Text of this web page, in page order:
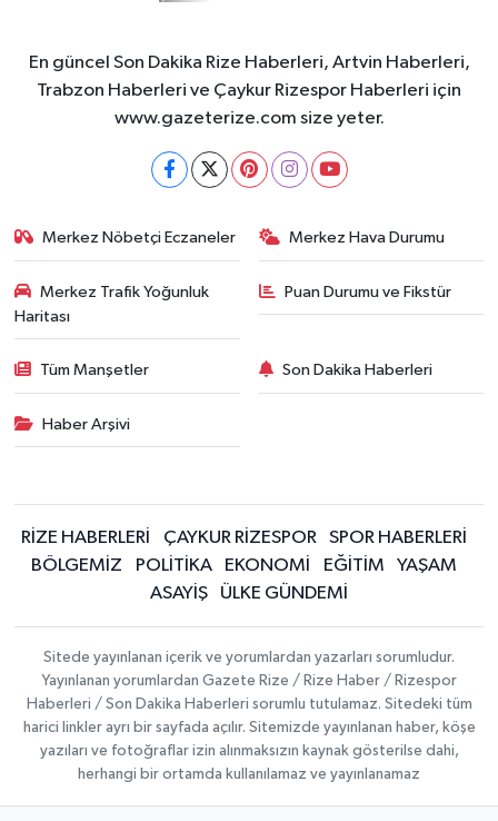
En güncel Son Dakika Rize Haberleri, Artvin Haberleri,
Trabzon Haberleri ve Çaykur Rizespor Haberleri için
www.gazeterize.com size yeter.
Merkez Nöbetçi Eczaneler Merkez Hava Durumu
Merkez Trafik Yoğunluk
Haritası
Puan Durumu ve Fikstür
Tüm Manşetler Son Dakika Haberleri
Haber Arşivi
RİZE HABERLERİ ÇAYKUR RİZESPOR
SPOR HABERLERİ
BÖLGEMİZ
POLİTİKA EKONOMİ EĞİTİM
YAŞAM
ASAYİŞ
ÜLKE GÜNDEMİ
Sitede yayınlanan içerik ve yorumlardan yazarları sorumludur.
Yayınlanan yorumlardan Gazete Rize / Rize Haber / Rizespor
Haberleri / Son Dakika Haberleri sorumlu tutulamaz. Sitedeki tüm
harici linkler ayrı bir sayfada açılır. Sitemizde yayınlanan haber, köşe
yazıları ve fotoğraflar izin alınmaksızın kaynak gösterilse dahi,
herhangi bir ortamda kullanılamaz ve yayınlanamaz